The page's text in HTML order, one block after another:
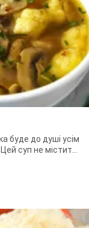
буде до душі усім
суп не містить